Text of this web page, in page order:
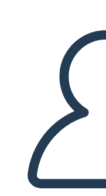
CRÉER UN STORYBOARD
LIRE LE DIAPORAMA
LIS-MOI